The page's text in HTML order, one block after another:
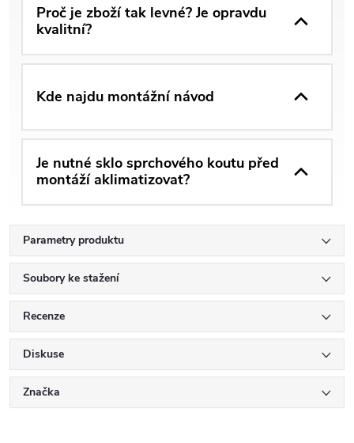
Proč je zboží tak levné? Je opravdu
kvalitní?
Kde najdu montážní návod
Je nutné sklo sprchového koutu před
montáží aklimatizovat?
Parametry produktu
Soubory ke stažení
Recenze
Diskuse
Značka